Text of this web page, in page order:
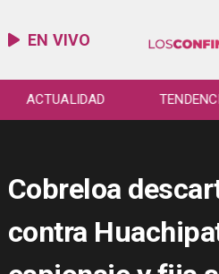
EN VIVO
ACTUALIDAD
Cobreloa
contra